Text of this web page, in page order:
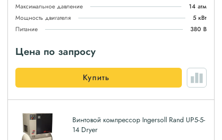
Максимальное давление
14 атм
Мощность двигателя
5 кВт
Питание
380 В
Цена по запросу
Купить
Винтовой компрессор Ingersoll Rand UP5-5-
14 Dryer